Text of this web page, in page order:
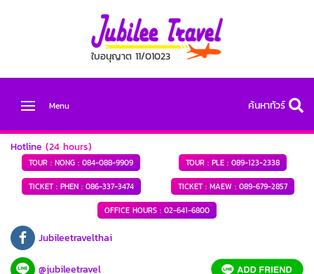
ใบอนุญาต 11/01023
Menu ค้นหาทัวร์
Hotline (24 hours)
TOUR : NONG : 084-088-9909 TOUR : PLE : 089-123-2338
TICKET : PHEN :086-337-3474 TICKET : MAEW : 089-679-2857
OFFICE HOURS : 02-641-6800
Jubileetravelthai
@jubileetravel